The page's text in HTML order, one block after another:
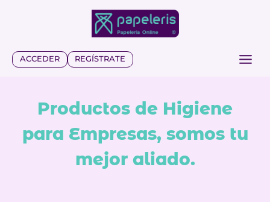
ACCEDER REGÍSTRATE
Productos de Higiene
para Empresas, somos tu
mejor aliado.